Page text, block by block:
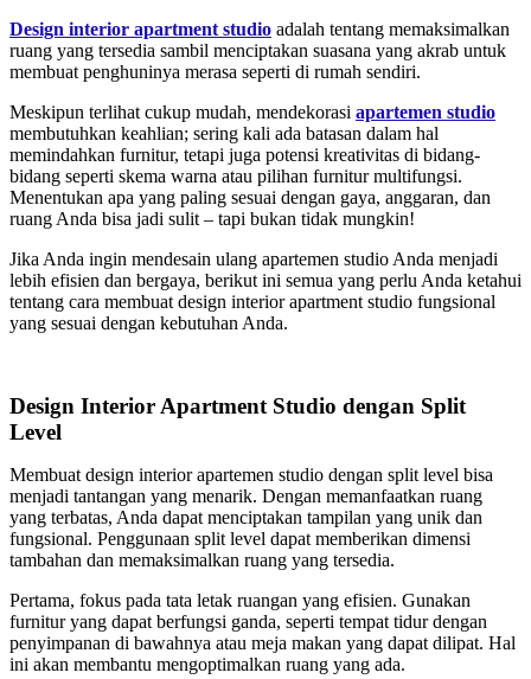
Design interior apartment studio adalah tentang memaksimalkan
ruang yang tersedia sambil menciptakan suasana yang akrab untuk
membuat penghuninya merasa seperti di rumah sendiri.
Meskipun terlihat cukup mudah, mendekorasi apartemen studio
membutuhkan keahlian; sering kali ada batasan dalam hal
memindahkan furnitur, tetapi juga potensi kreativitas di bidang-
bidang seperti skema warna atau pilihan furnitur multifungsi.
Menentukan apa yang paling sesuai dengan gaya, anggaran, dan
ruang Anda bisa jadi sulit – tapi bukan tidak mungkin!
Jika Anda ingin mendesain ulang apartemen studio Anda menjadi
lebih efisien dan bergaya, berikut ini semua yang perlu Anda ketahui
tentang cara membuat design interior apartment studio fungsional
yang sesuai dengan kebutuhan Anda.
Design Interior Apartment Studio dengan Split
Level
Membuat design interior apartemen studio dengan split level bisa
menjadi tantangan yang menarik. Dengan memanfaatkan ruang
yang terbatas, Anda dapat menciptakan tampilan yang unik dan
fungsional. Penggunaan split level dapat memberikan dimensi
tambahan dan memaksimalkan ruang yang tersedia.
Pertama, fokus pada tata letak ruangan yang efisien. Gunakan
furnitur yang dapat berfungsi ganda, seperti tempat tidur dengan
penyimpanan di bawahnya atau meja makan yang dapat dilipat. Hal
ini akan membantu mengoptimalkan ruang yang ada.